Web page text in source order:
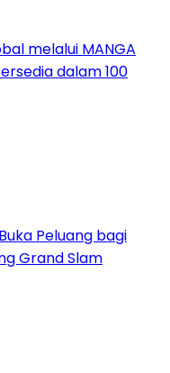
melalui MANGA
dalam 100
Peluang bagi
Grand Slam